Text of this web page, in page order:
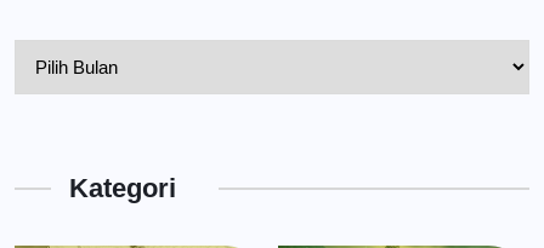
Pelantikan
Kepala
BandungKategori